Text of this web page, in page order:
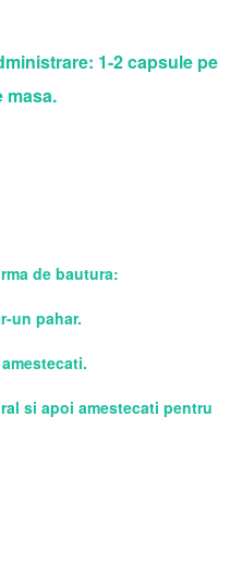
1-2 capsule pe
masa.
de bautura:
un pahar.
si apoi amestecati pentru